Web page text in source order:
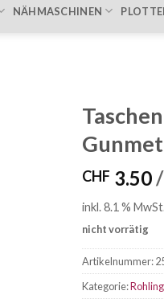
NÄHMASCHINEN
CHF 3.50
inkl. 8.1 %
nicht vorrätig
Artikelnummer:
Kategorie: